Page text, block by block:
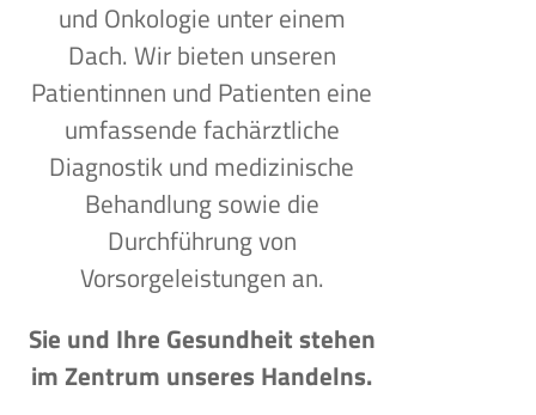
und Onkologie unter einem
Dach. Wir bieten unseren
Patientinnen und Patienten eine
umfassende fachärztliche
Diagnostik und medizinische
Behandlung sowie die
Durchführung von
Vorsorgeleistungen an.
Sie und Ihre Gesundheit stehen
im Zentrum unseres Handelns.